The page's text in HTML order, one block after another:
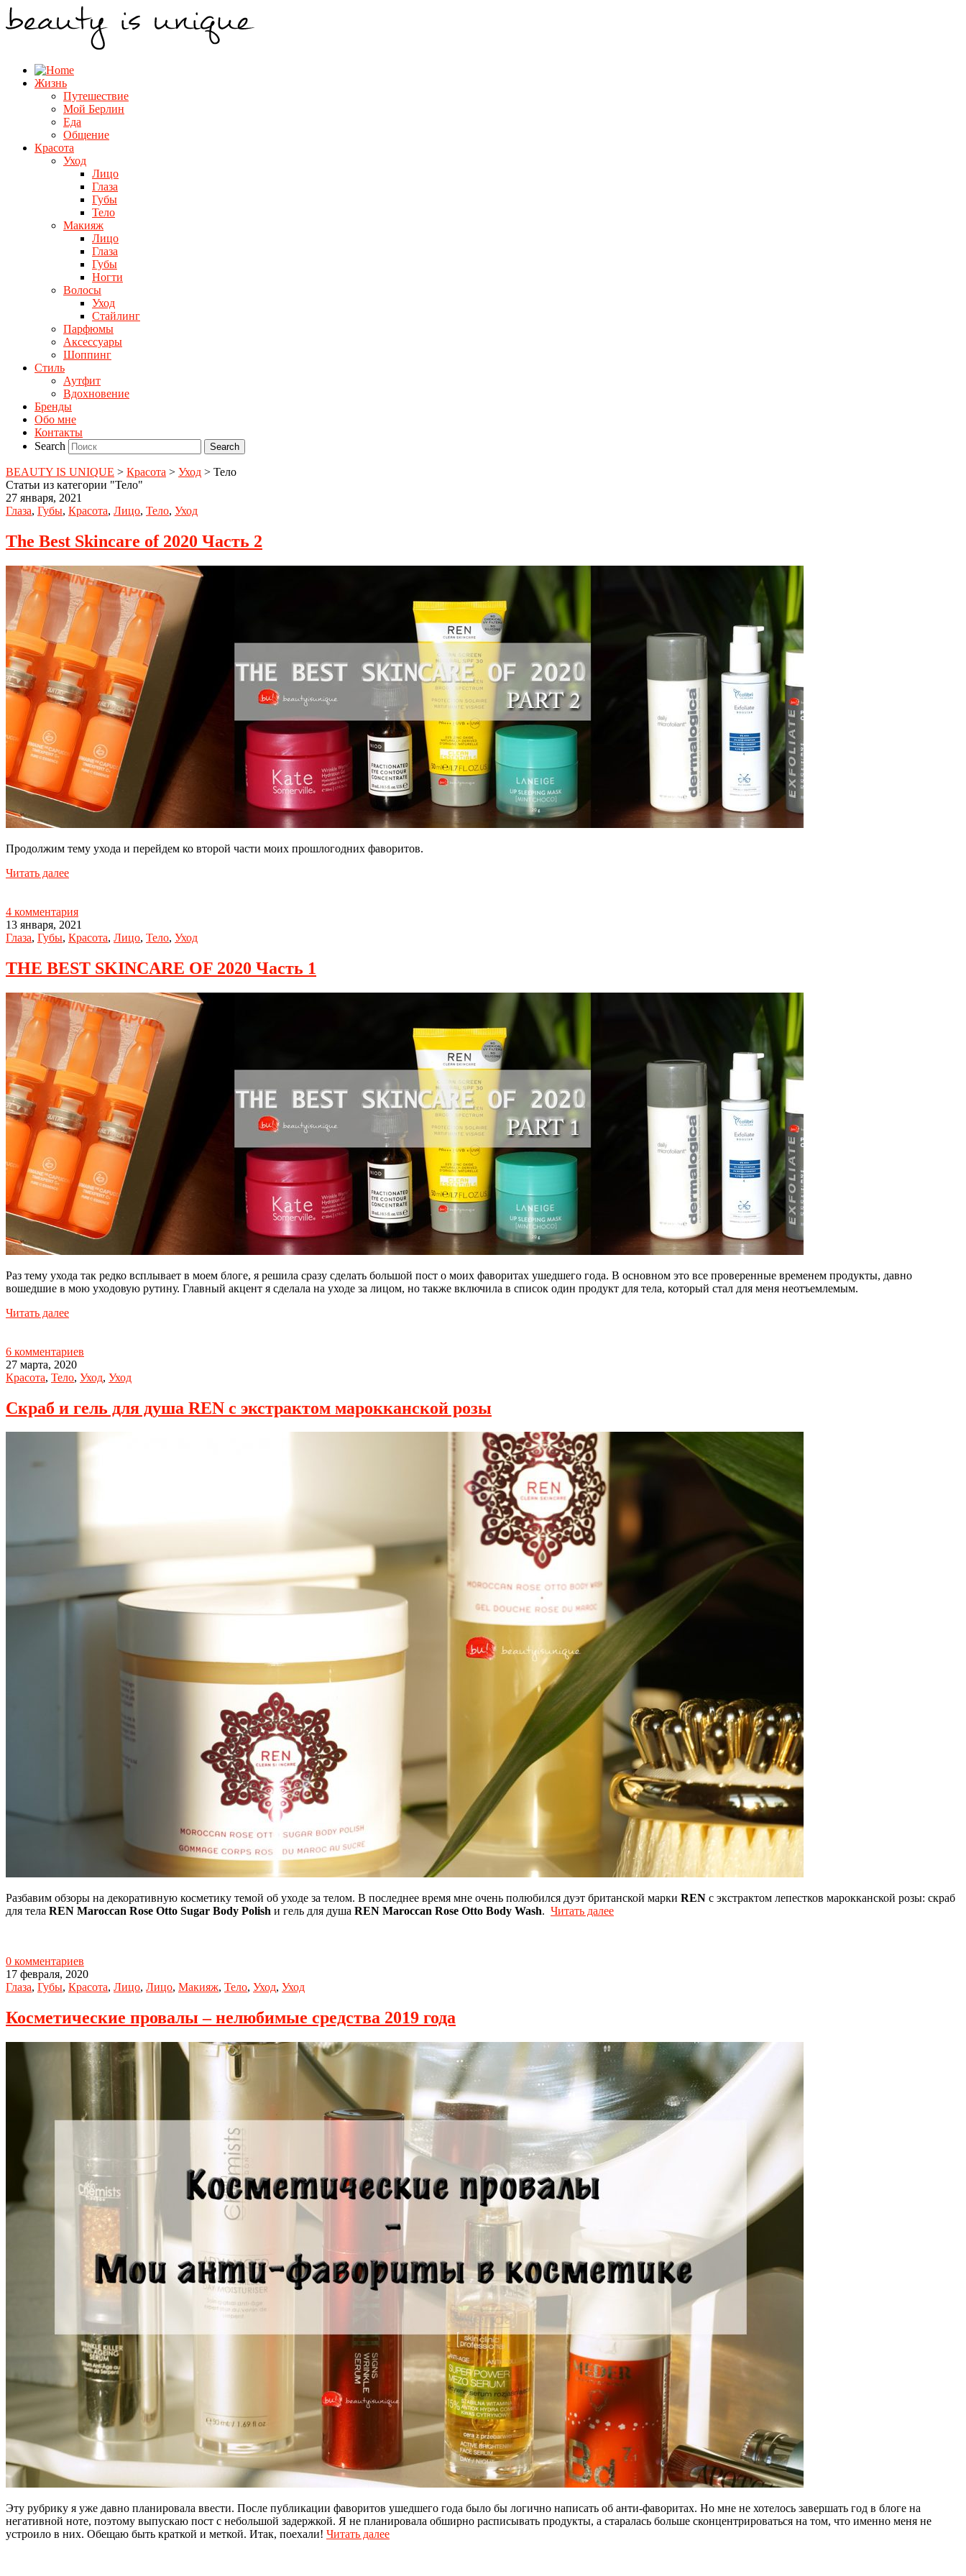
Жизнь
Путешествие
Мой Берлин
Еда
Общение
Красота
Уход
Лицо
Глаза
Губы
Тело
Макияж
Лицо
Глаза
Губы
Ногти
Волосы
Уход
Стайлинг
Парфюмы
Аксессуары
Шоппинг
Стиль
Аутфит
Вдохновение
Бренды
Обо мне
Контакты
Search
BEAUTY IS UNIQUE > Красота > Уход > Тело
Статьи из категории "Тело"
27 января, 2021
Глаза, Губы, Красота, Лицо, Тело, Уход
The Best Skincare of 2020 Часть 2
Продолжим тему ухода и перейдем ко второй части моих прошлогодних фаворитов.
Читать далее
4 комментария
13 января, 2021
Глаза, Губы, Красота, Лицо, Тело, Уход
THE BEST SKINCARE OF 2020 Часть 1
Раз тему ухода так редко всплывает в моем блоге, я решила сразу сделать большой пост о моих фаворитах ушедшего года. В основном это все проверенные временем продукты, давно
вошедшие в мою уходовую рутину. Главный акцент я сделала на уходе за лицом, но также включила в список один продукт для тела, который стал для меня неотъемлемым.
Читать далее
6 комментариев
27 марта, 2020
Красота, Тело, Уход, Уход
Скраб и гель для душа REN с экстрактом марокканской розы
Разбавим обзоры на декоративную косметику темой об уходе за телом. В последнее время мне очень полюбился дуэт британской марки REN с экстрактом лепестков марокканской розы: скраб
для тела REN Maroccan Rose Otto Sugar Body Polish и гель для душа REN Maroccan Rose Otto Body Wash. Читать далее
0 комментариев
17 февраля, 2020
Глаза, Губы, Красота, Лицо, Лицо, Макияж, Тело, Уход, Уход
Косметические провалы – нелюбимые средства 2019 года
Эту рубрику я уже давно планировала ввести. После публикации фаворитов ушедшего года было бы логично написать об анти-фаворитах. Но мне не хотелось завершать год в блоге на
негативной ноте, поэтому выпускаю пост с небольшой задержкой. Я не планировала обширно расписывать продукты, а старалась больше сконцентрироваться на том, что именно меня не
устроило в них. Обещаю быть краткой и меткой. Итак, поехали! Читать далее